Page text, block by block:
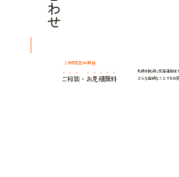
24時間年中無休
ご相談 ・ お見積無料
札幌を拠点に北海道全域
どんな些細なことでもお